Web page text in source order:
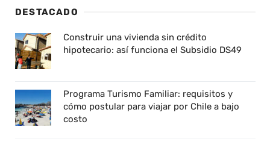
DESTACADO
Construir una vivienda sin crédito
hipotecario: así funciona el Subsidio DS49
Programa Turismo Familiar: requisitos y
cómo postular para viajar por Chile a bajo
costo